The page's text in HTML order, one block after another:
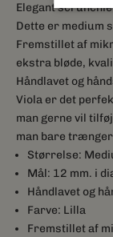
Elegant
Dette er medium
Fremstillet af
ekstra bløde,
Håndlavet og
Viola er det
man gerne vil
man bare
Størrelse:
Mål: 12 mm. i
Håndlavet og
Farve: Lilla
Fremstillet af